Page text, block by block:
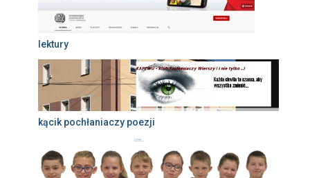
lektury
kącik pochłaniaczy poezji